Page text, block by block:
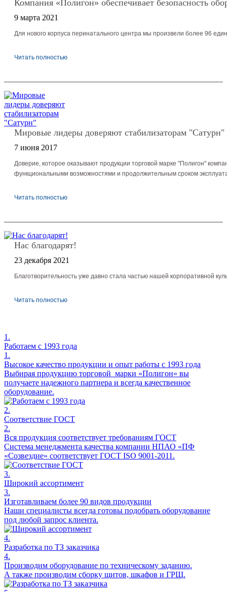
Компания «Полигон» обеспечивает безопасность
9 марта 2021
Для нового корпуса перинатального центра мы произвели более 96
Читать полностью
Мировые лидеры доверяют стабилизаторам "Сатурн"
7 июня 2017
Доверие, которое оказывают продукции торговой марке "Полигон"
функциональными возможностями и продолжительным сроком
Читать полностью
Нас благодарят!
23 декабря 2021
Благотворительность уже давно стала частью нашей корпоративной
Читать полностью
1.
Работаем с 1993 года
1.
Высокое качество продукции и опыт работы с 1993 года
Выбирая продукцию торговой марки «Полигон» вы
получаете надежного партнера и всегда качественное
оборудование.
2.
Соответствие ГОСТ
2.
Вся продукция соответствует требованиям ГОСТ
Система менеджмента качества компании НПАО «ПФ
«Созвездие» соответствует ГОСТ ISO 9001-2011.
3.
Широкий ассортимент
3.
Изготавливаем более 90 видов продукции
Наши специалисты всегда готовы подобрать оборудование
под любой запрос клиента.
4.
Разработка по ТЗ заказчика
4.
Производим оборудование по техническому заданию.
А также производим сборку щитов, шкафов и ГРЩ.